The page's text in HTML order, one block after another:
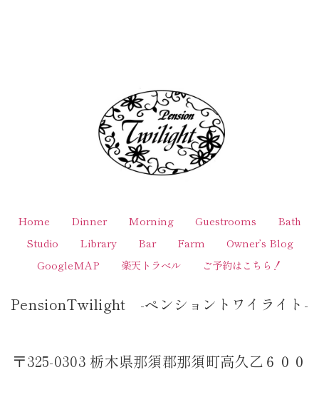
Home Dinner Morning Guestrooms
Bath
Studio
Library Bar Farm
Owner’s Blog
GoogleMAP
楽天トラベル ご予約はこちら！
PensionTwilight -ペンショントワイライト-
〒325-0303 栃木県那須郡那須町高久乙６００